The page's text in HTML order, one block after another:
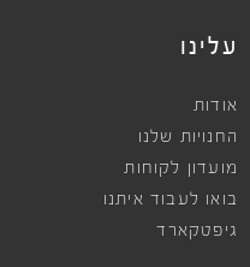
עלינו
אודות
החנויות שלנו
מועדון לקוחות
בואו לעבוד איתנו
גיפטקארד